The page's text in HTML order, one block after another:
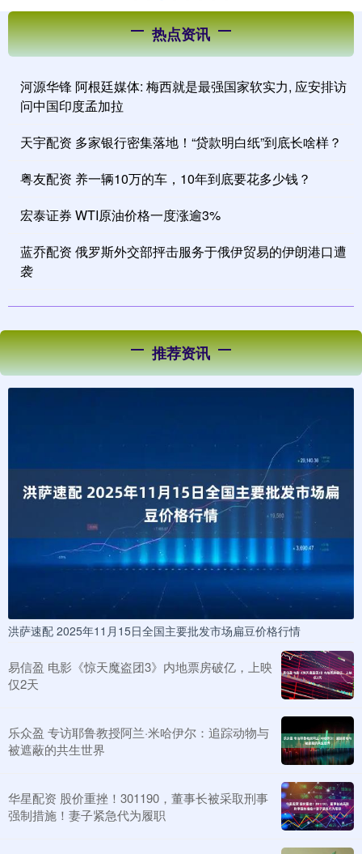
热点资讯
河源华锋 阿根廷媒体: 梅西就是最强国家软实力, 应安排访
问中国印度孟加拉
天宇配资 多家银行密集落地！“贷款明白纸”到底长啥样？
粤友配资 养一辆10万的车，10年到底要花多少钱？
宏泰证券 WTI原油价格一度涨逾3%
蓝乔配资 俄罗斯外交部抨击服务于俄伊贸易的伊朗港口遭
袭
推荐资讯
洪萨速配 2025年11月15日全国主要批发市场扁豆价格行情
易信盈 电影《惊天魔盗团3》内地票房破亿，上映
仅2天
乐众盈 专访耶鲁教授阿兰·米哈伊尔：追踪动物与
被遮蔽的共生世界
华星配资 股价重挫！301190，董事长被采取刑事
强制措施！妻子紧急代为履职